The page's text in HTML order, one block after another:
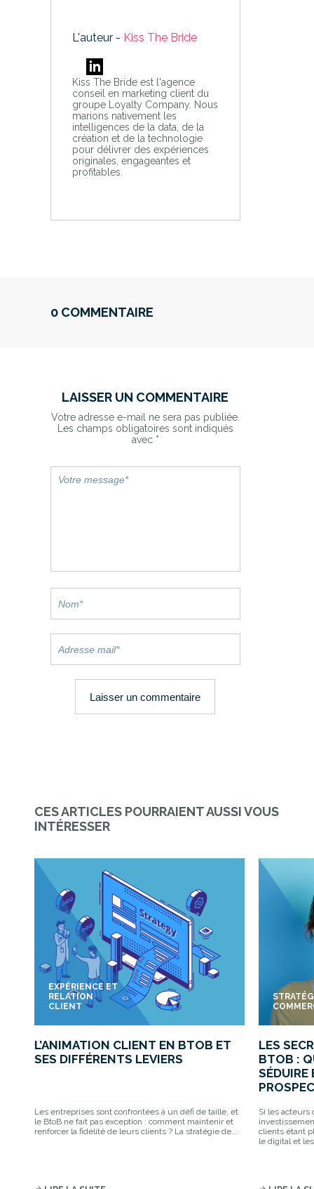
L'auteur - Kiss The Bride
Kiss The Bride est l'agence
conseil en marketing client du
groupe Loyalty Company. Nous
marions nativement les
intelligences de la data, de la
création et de la technologie
pour délivrer des expériences
originales, engageantes et
profitables.
0 COMMENTAIRE
LAISSER UN COMMENTAIRE
Votre adresse e-mail ne sera pas publiée.
Les champs obligatoires sont indiqués
avec *
CES ARTICLES POURRAIENT AUSSI VOUS
INTÉRESSER
EXPÉRIENCE ET
RELATION
CLIENT
L’ANIMATION CLIENT EN BTOB ET
SES DIFFÉRENTS LEVIERS
Les entreprises sont confrontées à un défi de taille, et
le BtoB ne fait pas exception : comment maintenir et
renforcer la fidélité de leurs clients ? La stratégie de...
LES
BTOB :
SÉDUIRE
Si les acteurs
clients étant
le digital et